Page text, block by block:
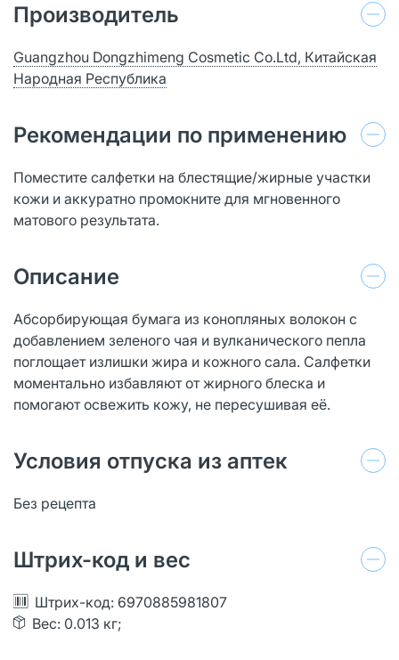
Производитель
Guangzhou Dongzhimeng Cosmetic Co.Ltd, Китайская
Народная Республика
Рекомендации по применению
Поместите салфетки на блестящие/жирные участки
кожи и аккуратно промокните для мгновенного
матового результата.
Описание
Абсорбирующая бумага из конопляных волокон с
добавлением зеленого чая и вулканического пепла
поглощает излишки жира и кожного сала. Салфетки
моментально избавляют от жирного блеска и
помогают освежить кожу, не пересушивая её.
Условия отпуска из аптек
Без рецепта
Штрих-код и вес
Штрих-код: 6970885981807
Вес: 0.013 кг;